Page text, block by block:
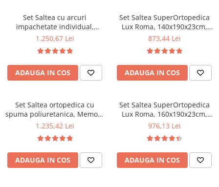
Mese gradinita
Scaune gradinita
Set mese si scaune gradinita
Mobilier copii
Mobila camera copii
Scaune birou pentru copii
Paturi copii
Masa si scaune gradinita
Seturi comode living si dormitor
Set Saltea cu arcuri
impachetate individual,
Pocket Spring Milano,
mediu spre soft, sistem de
aerisire perimetral, Saltex
plus 2 perne matlasate
microfibra 50x70cm, lavabile
1.250,67 Lei
ADAUGA IN COS
Set Saltea SuperOrtopedica
Lux Roma, 140x190x23cm,
fermitate tare, cu plasa arcuri
aerisire perimetral, Saltex
plus 2 perne matlasate
microfibra 50x70cm, lavabile
la 60°C
873,44 Lei
ADAUGA IN COS
Set Saltea ortopedica cu
spuma poliuretanica, Memory
Foam 5 cm Paris,
sistem de aerisire perimetral,
Saltex plus 2 perne matlasate
microfibra 50x70cm, lavabile
la 60°C
1.235,42 Lei
ADAUGA IN COS
Set Saltea SuperOrtopedica
Lux Roma, 160x190x23cm,
fermitate tare, cu plasa arcuri
aerisire perimetral, Saltex
plus 2 perne matlasate
microfibra 50x70cm, lavabile
la 60°C
976,13 Lei
ADAUGA IN COS